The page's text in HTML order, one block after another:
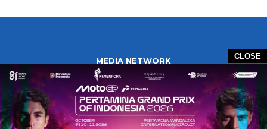
CLOSE
MEDIA NETWORK
Tangan Berbagi
BERBAGI News
Whatsapp.com
Tiktok.com
Twitter.com Youtube.com
HOME REDAKSI
PEDOMAN MEDIA SIBER